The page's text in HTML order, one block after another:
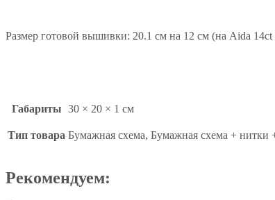
Размер готовой вышивки: 20.1 см на 12 см (на Aida
Габариты 30 × 20 × 1 см
Тип товара Бумажная схема, Бумажная схема +
Рекомендуем: